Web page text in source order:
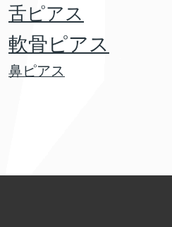
舌ピアス
軟骨ピアス
鼻ピアス